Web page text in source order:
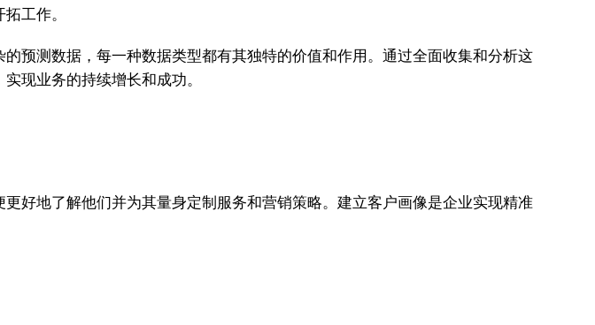
工作。
预测数据，每一种数据类型都有其独特的价值和作用。通过全面收集和分析这
现业务的持续增长和成功。
好地了解他们并为其量身定制服务和营销策略。建立客户画像是企业实现精准